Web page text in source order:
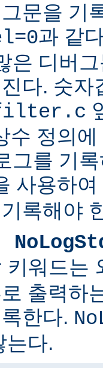
문을 기
과 같
은 디버
다. 숫자
수 정의
그를 기
사용하
록해야
키워드는
출력하
한다.
는다.